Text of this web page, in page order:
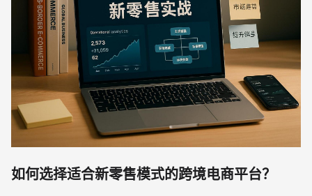
如何选择适合新零售模式的跨境电商平台？